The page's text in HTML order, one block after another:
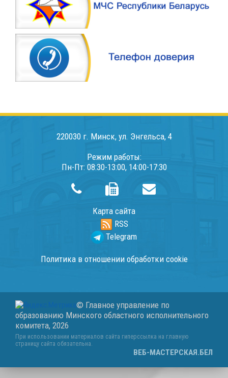
220030 г. Минск, ул. Энгельса, 4
Режим работы:
Пн-Пт: 08:30-13:00, 14:00-17:30
Карта сайта
RSS
Telegram
Политика в отношении обработки cookie
© Главное управление по
образованию Минского областного исполнительного
комитета, 2026
При использовании материалов сайта гиперссылка на главную
страницу сайта обязательна.
ВЕБ-МАСТЕРСКАЯ.БЕЛ